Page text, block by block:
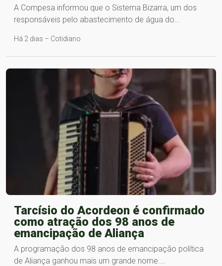
A Compesa informou que o Sistema Bizarra, um dos
responsáveis pelo abastecimento de água do…
Há 2 dias – Cotidiano
Tarcísio do Acordeon é confirmado
como atração dos 98 anos de
emancipação de Aliança
A programação dos 98 anos de emancipação política
de Aliança ganhou mais um grande nome.…